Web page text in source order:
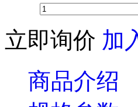
立即询价 加
商品介绍